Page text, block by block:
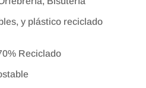
y plástico reciclado
Reciclado